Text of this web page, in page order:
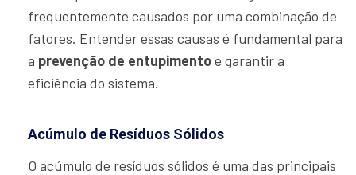
frequentemente causados por uma combinação de
fatores. Entender essas causas é fundamental para
a prevenção de entupimentoe garantir a
eficiência do sistema.
Acúmulo de Resíduos Sólidos
O acúmulo de resíduos sólidos é uma das principais